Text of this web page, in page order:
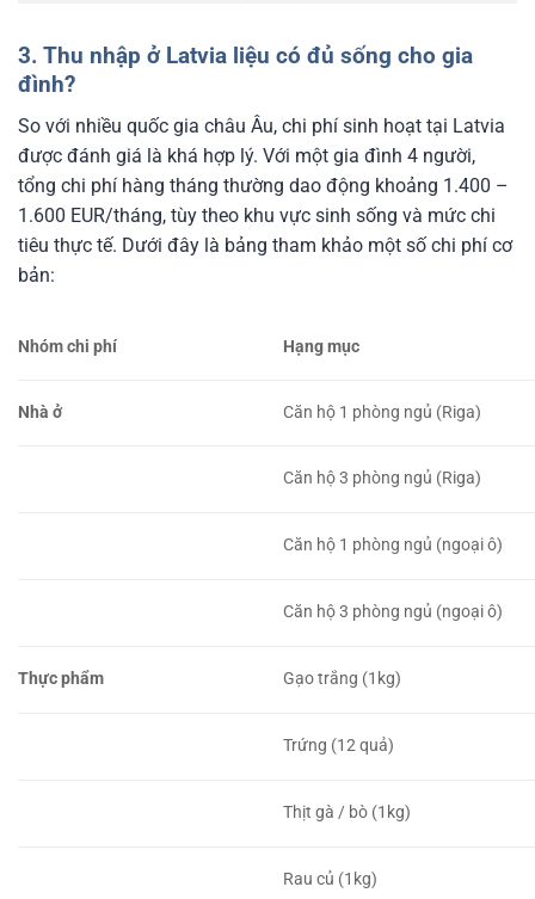
3. Thu nhập ở Latvia liệu có đủ sống cho gia
đình?
So với nhiều quốc gia châu Âu, chi phí sinh hoạt tại Latvia
được đánh giá là khá hợp lý. Với một gia đình 4 người,
tổng chi phí hàng tháng thường dao động khoảng 1.400 –
1.600 EUR/tháng, tùy theo khu vực sinh sống và mức chi
tiêu thực tế. Dưới đây là bảng tham khảo một số chi phí cơ
bản:
Nhóm chi phí Hạng mục
Nhà ở Căn hộ 1 phòng ngủ (Riga)
Căn hộ 3 phòng ngủ (Riga)
Căn hộ 1 phòng ngủ (ngoại ô)
Căn hộ 3 phòng ngủ (ngoại ô)
Thực phẩm Gạo trắng (1kg)
Trứng (12 quả)
Thịt gà / bò (1kg)
Rau củ (1kg)